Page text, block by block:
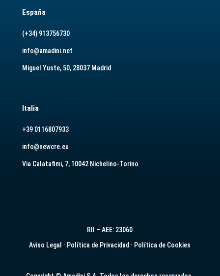
España
(+34) 913756730
info@amadini.net
Miguel Yuste, 50, 28037 Madrid
Italia
+39 0116807933
info@newcre.eu
Via Calatafimi, 7, 10042 Nichelino-Torino
RII – AEE: 23060
Aviso Legal · Política de Privacidad · Política de Cookies